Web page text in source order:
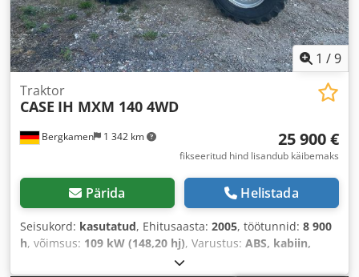
1 /9
Bergkamen 1 342 km
Traktor
CASE IH MXM 140 4WD
25 900 €
fikseeritud hind lisandub käibemaks
Pärida Helistada
Seisukord: kasutatud, Ehitusaasta: 2005, töötunnid: 8 900
h, võimsus: 109 kW (148,20 hj), Varustus: ABS, kabiin,